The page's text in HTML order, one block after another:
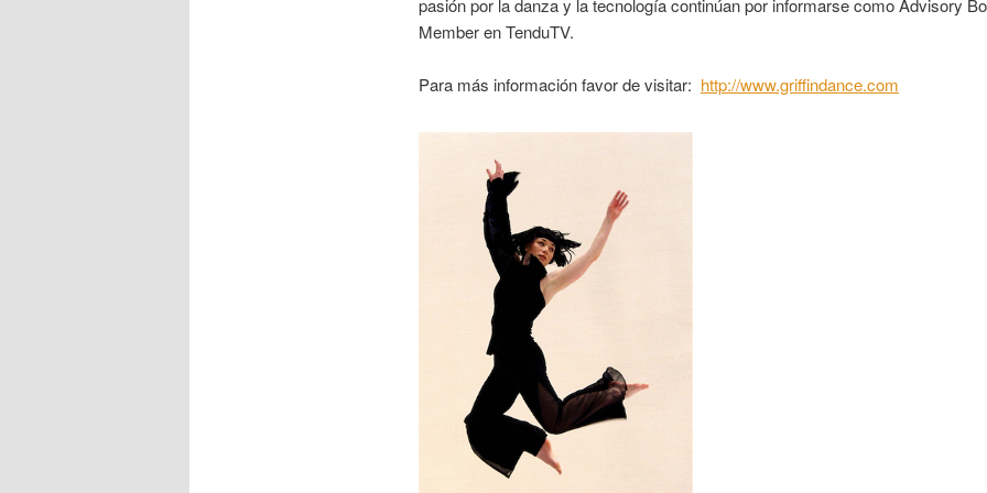
pasión por la danza y la tecnología continúan por informarse como Advisory
Member en TenduTV.
Para más información favor de visitar: http://www.griffindance.com